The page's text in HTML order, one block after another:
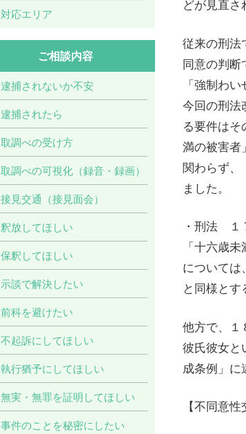
どが見直さ
従来の刑法
同意の判断
「強制わ
今回の刑法
る要件は
満の被害者
関わらず、
ました。
・刑法 １
「十六歳
については
と同様とす
他方で、１
彼氏彼女と
成条例」に
【不同意
対応エリア
ご相談内容
逮捕されないか不安
逮捕されたら
取調べの受け方
取調べの可視化（録音・録画）
接見交通（接見面会）
釈放してほしい
保釈してほしい
示談で解決したい
前科を避けたい
不起訴にしてほしい
執行猶予にしてほしい
無実・無罪を証明してほしい
事件のことを秘密にしたい